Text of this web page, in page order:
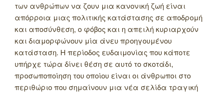
των ανθρώπων να ζουν μια κανονική ζωή είναι
απόρροια μιας πολιτικής κατάστασης σε αποδρομή
και αποσύνθεση, ο φόβος και η απειλή κυριαρχούν
και διαμορφώνουν μία άνευ προηγουμένου
κατάσταση. Η περίοδος ευδαιμονίας που κάποτε
υπήρχε τώρα δίνει θέση σε αυτό το σκοτάδι,
προσωποποίηση του οποίου είναι οι άνθρωποι στο
περιθώριο που σημαίνουν μια νέα σελίδα τραγική